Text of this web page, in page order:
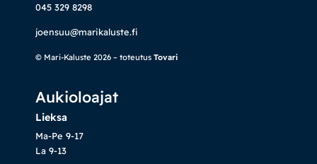
045 329 8298
joensuu@marikaluste.fi
© Mari-Kaluste 2026 – toteutus Tovari
Aukioloajat
Lieksa
Ma-Pe 9-17
La 9-13